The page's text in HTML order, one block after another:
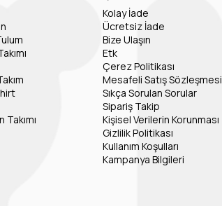
Takımı
Kolay İade
Ücretsiz İade
Bize Ulaşın
Etk
Çerez Politikası
Mesafeli Satış Sözleşmesi
Sıkça Sorulan Sorular
Sipariş Takip
Kişisel Verilerin Korunması
Gizlilik Politikası
Kullanım Koşulları
Kampanya Bilgileri